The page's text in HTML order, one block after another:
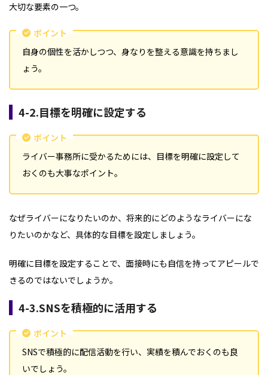
大切な要素の一つ。
ポイント
自身の個性を活かしつつ、身なりを整える意識を持ちまし
ょう。
4-2.目標を明確に設定する
ポイント
ライバー事務所に受かるためには、目標を明確に設定して
おくのも大事なポイント。
なぜライバーになりたいのか、将来的にどのようなライバーにな
りたいのかなど、具体的な目標を設定しましょう。
明確に目標を設定することで、面接時にも自信を持ってアピールで
きるのではないでしょうか。
4-3.SNSを積極的に活用する
ポイント
SNSで積極的に配信活動を行い、実績を積んでおくのも良
いでしょう。